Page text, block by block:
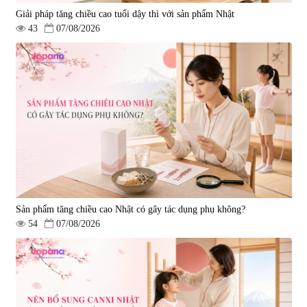
Giải pháp tăng chiều cao tuổi dậy thì với sản phẩm Nhật
43
07/08/2026
Sản phẩm tăng chiều cao Nhật có gây tác dụng phụ không?
54
07/08/2026